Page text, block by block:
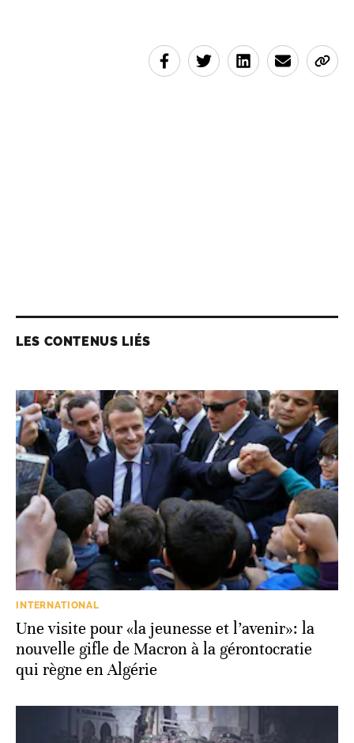
LES CONTENUS LIÉS
INTERNATIONAL
Une visite pour «la jeunesse et l’avenir»: la
nouvelle gifle de Macron à la gérontocratie
qui règne en Algérie